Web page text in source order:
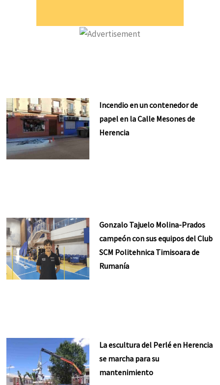
Incendio en un contenedor de
papel en la Calle Mesones de
Herencia
Gonzalo Tajuelo Molina-Prados
campeón con sus equipos del Club
SCM Politehnica Timisoara de
Rumanía
La escultura del Perlé en Herencia
se marcha para su
mantenimiento